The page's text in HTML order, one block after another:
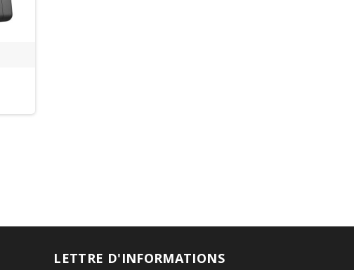
LETTRE D'INFORMATIONS